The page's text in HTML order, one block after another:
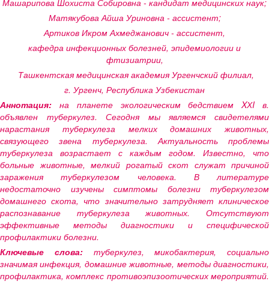
Машарипова Шохиста Собировна - кандидат медицинских наук;
Матякубова Айша Уриновна - ассистент;
Артиков Икром Ахмеджанович - ассистент,
кафедра инфекционных болезней, эпидемиологии и
фтизиатрии,
Ташкентская медицинская академия Ургенчский филиал,
г. Ургенч, Республика Узбекистан
Аннотация: на планете экологическим бедствием XХI в.
объявлен туберкулез. Сегодня мы являемся свидетелями
нарастания туберкулеза мелких домашних животных,
связующего звена туберкулеза. Актуальность проблемы
туберкулеза возрастает с каждым годом. Известно, что
больные животные, мелкий рогатый скот служат причиной
заражения туберкулезом человека. В литературе
недостаточно изучены симптомы болезни туберкулезом
домашнего скота, что значительно затрудняет клиническое
распознавание туберкулеза животных. Отсутствуют
эффективные методы диагностики и специфической
профилактики болезни.
Ключевые слова:туберкулез, микобактерия, социально
значимая инфекция, домашние животные, методы диагностики,
профилактика, комплекс противоэпизоотических мероприятий.